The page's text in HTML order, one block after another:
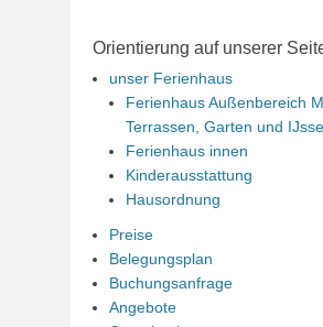
Orientierung auf unserer
unser Ferienhaus
Ferienhaus Außenbereich
Terrassen, Garten und
Ferienhaus innen
Kinderausstattung
Hausordnung
Preise
Belegungsplan
Buchungsanfrage
Angebote